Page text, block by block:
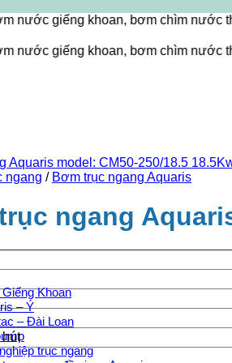
khoan, bơm chìm nước thải,
khoan, bơm chìm nước thải,
Khoan
– Ý
– Đài Loan
trục ngang
ngang / Bơm trục ngang Aquaris
ngang